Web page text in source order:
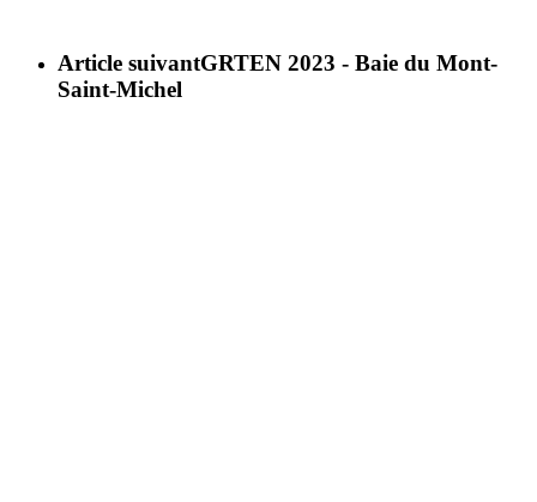
Article suivantGRTEN 2023 - Baie du Mont-
Saint-Michel